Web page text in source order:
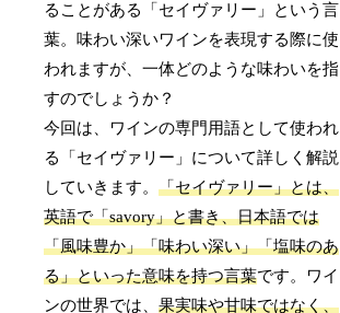
ることがある「セイヴァリー」という言
葉。味わい深いワインを表現する際に使
われますが、一体どのような味わいを指
すのでしょうか？
今回は、ワインの専門用語として使われ
る「セイヴァリー」について詳しく解説
していきます。「セイヴァリー」とは、
英語で「savory」と書き、日本語では
「風味豊か」「味わい深い」「塩味のあ
る」といった意味を持つ言葉です。ワイ
ンの世界では、果実味や甘味ではなく、